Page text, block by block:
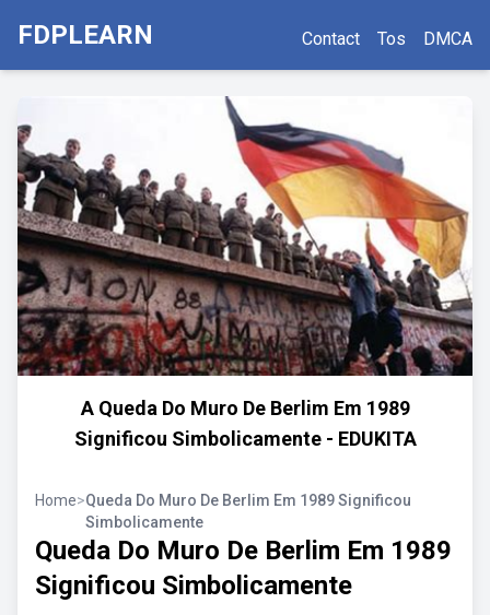
FDPLEARN Contact Tos DMCA
A Queda Do Muro De Berlim Em 1989
Significou Simbolicamente - EDUKITA
Home>Queda Do Muro De Berlim Em 1989 Significou
Simbolicamente
Queda Do Muro De Berlim Em 1989
Significou Simbolicamente